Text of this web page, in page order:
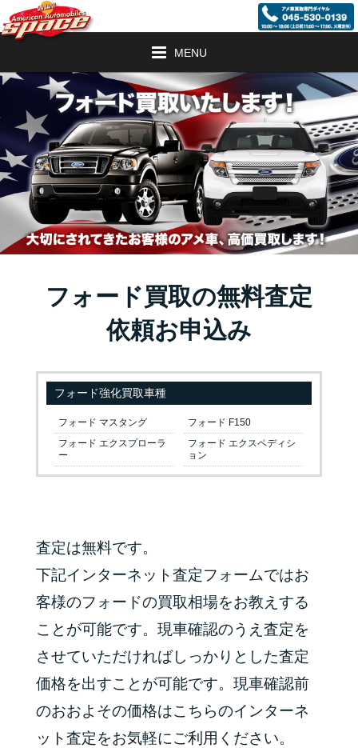
MENU
フォード買取の無料査定
依頼お申込み
フォード強化買取車種
フォード マスタング
フォード エクスプローラ
ー
フォード F150
フォード エクスペディシ
ョン
査定は無料です。
下記インターネット査定フォームではお
客様のフォードの買取相場をお教えする
ことが可能です。現車確認のうえ査定を
させていただければしっかりとした査定
価格を出すことが可能です。現車確認前
のおおよその価格はこちらのインターネ
ット査定をお気軽にご利用ください。